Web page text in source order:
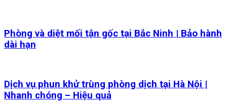
Phòng và diệt mối tận gốc tại Bắc Ninh | Bảo hành
dài hạn
Dịch vụ phun khử trùng phòng dịch tại Hà Nội |
Nhanh chóng – Hiệu quả